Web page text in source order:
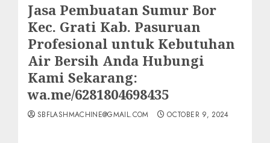
Jasa Pembuatan Sumur Bor
Kec. Grati Kab. Pasuruan
Profesional untuk Kebutuhan
Air Bersih Anda Hubungi
Kami Sekarang:
wa.me/6281804698435
SBFLASHMACHINE@GMAIL.COM OCTOBER 9, 2024